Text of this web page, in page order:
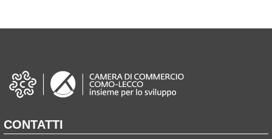
CONTATTI